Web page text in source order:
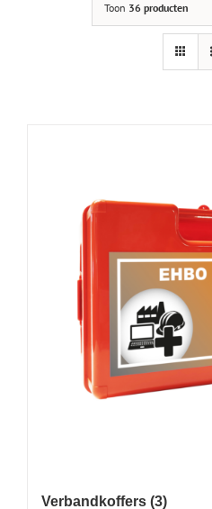
Toon 36 producten
Verbandkoffers (3)